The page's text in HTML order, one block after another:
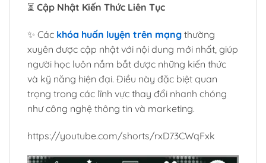
⏳ Cập Nhật Kiến Thức Liên Tục
✨ Các khóa huấn luyện trên mạng thường
xuyên được cập nhật với nội dung mới nhất, giúp
người học luôn nắm bắt được những kiến thức
và kỹ năng hiện đại. Điều này đặc biệt quan
trọng trong các lĩnh vực thay đổi nhanh chóng
như công nghệ thông tin và marketing.
https://youtube.com/shorts/rxD73CWqFxk